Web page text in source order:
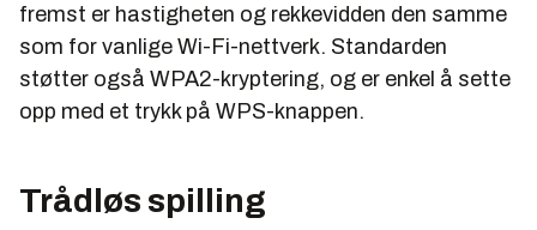
fremst er hastigheten og rekkevidden den samme
som for vanlige Wi-Fi-nettverk. Standarden
støtter også WPA2-kryptering, og er enkel å sette
opp med et trykk på WPS-knappen.
Trådløs spilling